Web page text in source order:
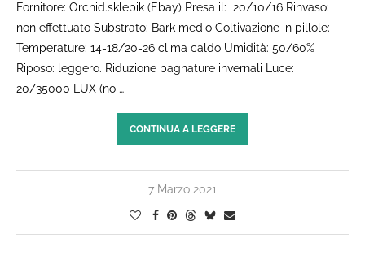
Fornitore: Orchid.sklepik (Ebay) Presa il: 20/10/16 Rinvaso:
non effettuato Substrato: Bark medio Coltivazione in pillole:
Temperature: 14-18/20-26 clima caldo Umidità: 50/60%
Riposo: leggero. Riduzione bagnature invernali Luce:
20/35000 LUX (no …
CONTINUA A LEGGERE
7 Marzo 2021